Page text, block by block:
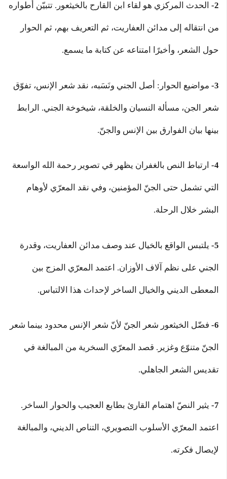
2- الحدث المركزي هو لقاء ابن القارح بالخيثعور. تتبيّن أطواره
من انتقاله إلى مدائن العفاريت، ثم التعريف بهم، ثم الحوار
حول الشعر، وأخيرًا امتناعه عن كتابة ما يسمع.
3- مواضيع الحوار: أصل الجني ونَسَبه، نقد شعر الإنس، تفوّق
شعر الجن، مسألة النسيان والخلقة، شيخوخة الجني. الرابط
بينها بيان الفوارق بين الإنس والجنّ.
4- ارتباط النص بالغفران يظهر في تصوير رحمة الله الواسعة
التي تشمل حتى الجنّ المؤمنين، وفي نقد المعرّي لأوهام
البشر خلال الرحلة.
5- يلتبس الواقع بالخيال عند وصف مدائن العفاريت، وقدرة
الجني على نظم آلاف الأوزان. اعتمد المعرّي المزج بين
المعطى الديني والخيال الساخر لإحداث هذا الالتباس.
6- فضّل الخيثعور شعر الجنّ لأنّ شعر الإنس محدود بينما شعر
الجنّ متنوّع وغزير. قصد المعرّي السخرية من المبالغة في
تقديس الشعر الجاهلي.
7- يثير النصّ اهتمام القارئ بطابع العجيب والحوار الساخر.
اعتمد المعرّي الأسلوب التصويري، التناص الديني، والمبالغة
لإيصال فكرته.